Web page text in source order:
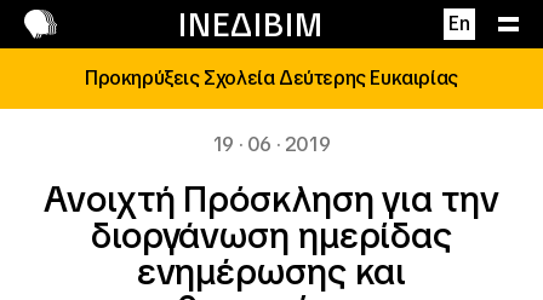
ΙΝΕΔΙΒΙΜ En
Επικοινωνία
Προκηρύξεις Σχολεία Δεύτερης Ευκαιρίας
19 · 06 · 2019
Ανοιχτή Πρόσκληση για την
διοργάνωση ημερίδας
ενημέρωσης και